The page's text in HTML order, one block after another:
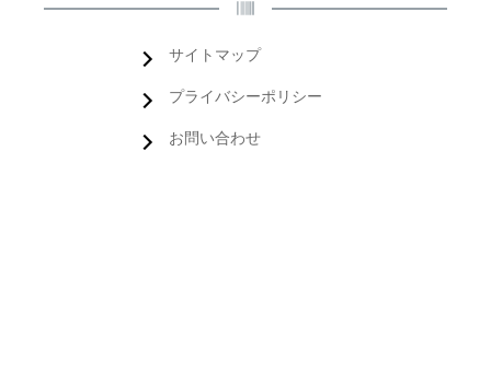
サイトマップ
プライバシーポリシー
お問い合わせ